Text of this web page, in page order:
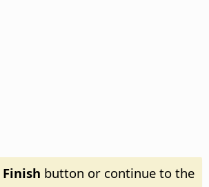
Finish button or continue to the